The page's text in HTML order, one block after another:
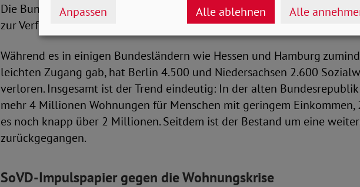
Die Bundesregierung hatte angekündigt, jedes Jahr 100.000 neue
zur Verfügung zu stellen. Von diesem Ziel ist sie jedoch weit entfernt.
Während es in einigen Bundesländern wie Hessen und Hamburg
leichten Zugang gab, hat Berlin 4.500 und Niedersachsen 2.600
verloren. Insgesamt ist der Trend eindeutig: In der alten
mehr 4 Millionen Wohnungen für Menschen mit geringem Einkommen,
es noch knapp über 2 Millionen. Seitdem ist der Bestand um eine
zurückgegangen.
SoVD-Impulspapier gegen die Wohnungskrise
Anpassen Alle ablehnen Alle